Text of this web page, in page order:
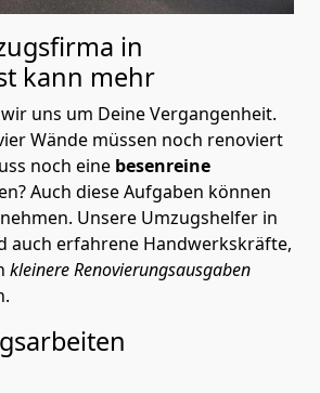
in
kann mehr
uns um Deine Vergangenheit.
Wände müssen noch renoviert
noch eine besenreine
Auch diese Aufgaben können
Unsere Umzugshelfer in
auch erfahrene Handwerkskräfte,
kleinere Renovierungsausgaben